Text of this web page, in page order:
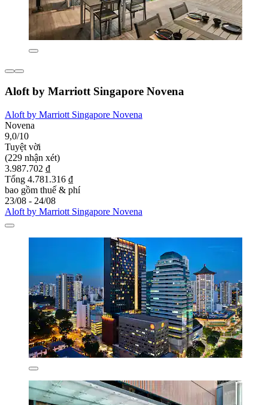
Aloft by Marriott Singapore Novena
Aloft by Marriott Singapore Novena
Novena
9,0/10
Tuyệt vời
(229 nhận xét)
3.987.702 ₫
Tổng 4.781.316 ₫
bao gồm thuế & phí
23/08 - 24/08
Aloft by Marriott Singapore Novena